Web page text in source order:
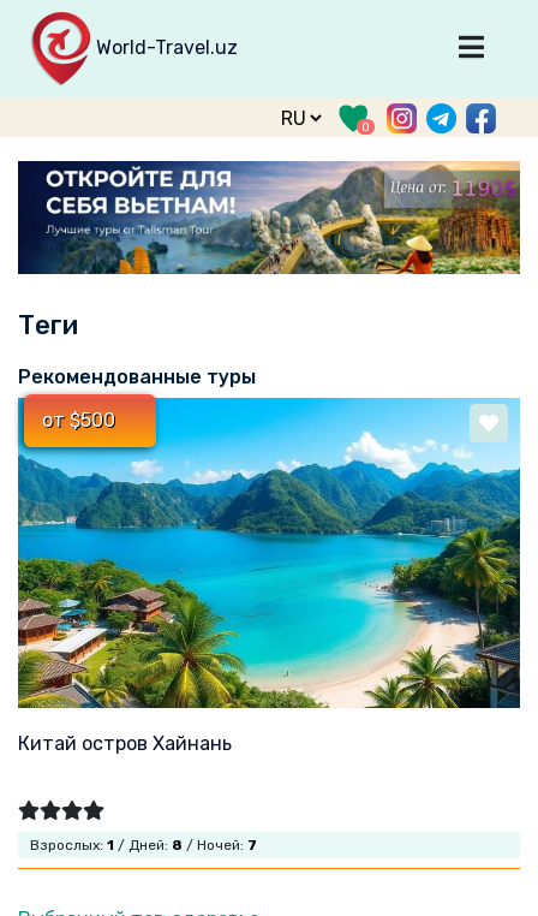
World-Travel.uz
Главная
Направления
Туры
Тур. фирмы
Табло прилета
Войти
Зарегистрироваться
support@world-travel.uz
0
Теги
Рекомендованные туры
от $500
Китай остров Хайнань
Взрослых: 1 / Дней: 8 / Ночей: 7